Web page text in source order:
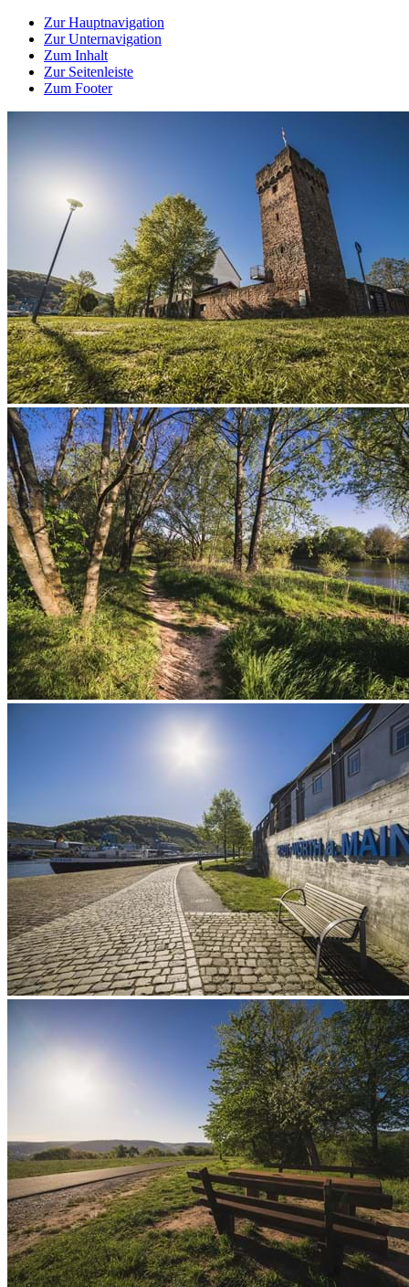
Zur Hauptnavigation
Zur Unternavigation
Zum Inhalt
Zur Seitenleiste
Zum Footer